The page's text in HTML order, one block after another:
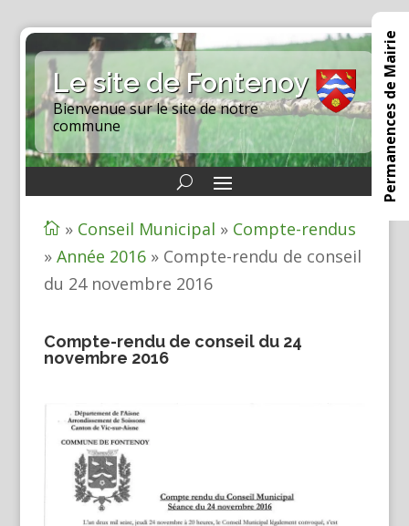
Le site de Fontenoy
Bienvenue sur le site de notre
commune
Permanences de Mairie
» Conseil Municipal » Compte-rendus
» Année 2016» Compte-rendu de conseil
du 24 novembre 2016
Compte-rendu de conseil du 24
novembre 2016